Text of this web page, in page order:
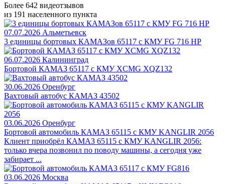
Более 642 видеотзывов
из 191 населенного пункта
07.07.2026 Альметьевск
3 единицы бортовых КАМАЗов 65117 с КМУ FG 716 HP
06.07.2026 Калининград
Бортовой КАМАЗ 65117 с КМУ XCMG XQZ132
30.06.2026 Оренбург
Вахтовый автобус КАМАЗ 43502
03.06.2026 Оренбург
Бортовой автомобиль КАМАЗ 65115 с КМУ KANGLIR 2056
Клиент приобрёл КАМАЗ 65115 с КМУ KANGLIR 2056:
только вчера позвонил по поводу машины, а сегодня уже
забирает ...
03.06.2026 Москва